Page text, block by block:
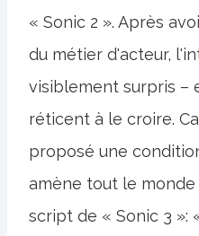
« Sonic 2 ». Après
du métier d'acteur,
visiblement surpris –
réticent à le croire.
proposé une
amène tout le
script de « Sonic 3 »: